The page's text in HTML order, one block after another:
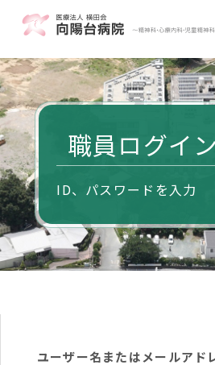
職員ログイ
ID、パスワードを入力
ユーザー名またはメールアド